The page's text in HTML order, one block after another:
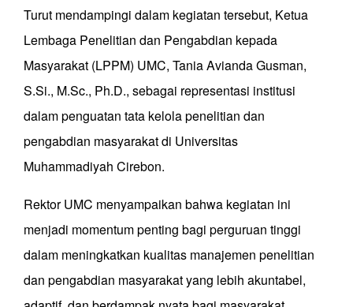
Turut mendampingi dalam kegiatan tersebut, Ketua
Lembaga Penelitian dan Pengabdian kepada
Masyarakat (LPPM) UMC, Tania Avianda Gusman,
S.Si., M.Sc., Ph.D., sebagai representasi institusi
dalam penguatan tata kelola penelitian dan
pengabdian masyarakat di Universitas
Muhammadiyah Cirebon.
Rektor UMC menyampaikan bahwa kegiatan ini
menjadi momentum penting bagi perguruan tinggi
dalam meningkatkan kualitas manajemen penelitian
dan pengabdian masyarakat yang lebih akuntabel,